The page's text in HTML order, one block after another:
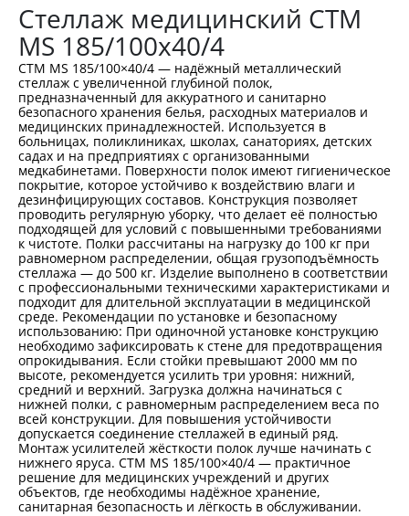
Стеллаж медицинский СТМ
MS 185/100х40/4
СТМ MS 185/100×40/4 — надёжный металлический
стеллаж с увеличенной глубиной полок,
предназначенный для аккуратного и санитарно
безопасного хранения белья, расходных материалов и
медицинских принадлежностей. Используется в
больницах, поликлиниках, школах, санаториях, детских
садах и на предприятиях с организованными
медкабинетами. Поверхности полок имеют гигиеническое
покрытие, которое устойчиво к воздействию влаги и
дезинфицирующих составов. Конструкция позволяет
проводить регулярную уборку, что делает её полностью
подходящей для условий с повышенными требованиями
к чистоте. Полки рассчитаны на нагрузку до 100 кг при
равномерном распределении, общая грузоподъёмность
стеллажа — до 500 кг. Изделие выполнено в соответствии
с профессиональными техническими характеристиками и
подходит для длительной эксплуатации в медицинской
среде. Рекомендации по установке и безопасному
использованию: При одиночной установке конструкцию
необходимо зафиксировать к стене для предотвращения
опрокидывания. Если стойки превышают 2000 мм по
высоте, рекомендуется усилить три уровня: нижний,
средний и верхний. Загрузка должна начинаться с
нижней полки, с равномерным распределением веса по
всей конструкции. Для повышения устойчивости
допускается соединение стеллажей в единый ряд.
Монтаж усилителей жёсткости полок лучше начинать с
нижнего яруса. СТМ MS 185/100×40/4 — практичное
решение для медицинских учреждений и других
объектов, где необходимы надёжное хранение,
санитарная безопасность и лёгкость в обслуживании.